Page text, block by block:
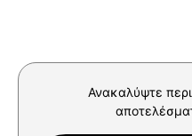
Ανακαλύψτε